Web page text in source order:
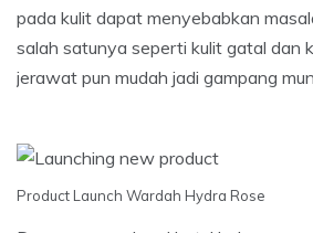
pada kulit dapat menyebabkan
salah satunya seperti kulit gatal dan
jerawat pun mudah jadi gampang
Product Launch Wardah Hydra Rose